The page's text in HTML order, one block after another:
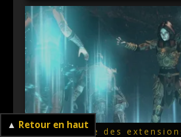
▲ Retour en haut
Guide des